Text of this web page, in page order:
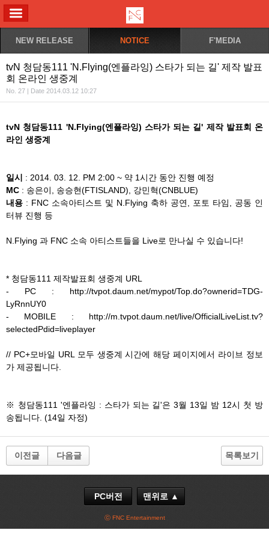
NEW RELEASE NOTICE F'MEDIA
tvN 청담동111 'N.Flying(엔플라잉) 스타가 되는 길' 제작 발표
회 온라인 생중계
No. 27 | Date 2014.03.12 10:27
tvN 청담동111 'N.Flying(엔플라잉) 스타가 되는 길' 제작 발표회 온
라인 생중계
일시
: 2014. 03. 12. PM 2:00 ~ 약 1시간 동안 진행 예정
MC : 송은이, 송승현(FTISLAND), 강민혁(CNBLUE)
내용 : FNC 소속아티스트 및 N.Flying 축하 공연, 포토 타임, 공동 인
터뷰 진행 등
N.Flying 과 FNC 소속 아티스트들을 Live로 만나실 수 있습니다!
* 청담동111 제작발표회 생중계 URL
- PC : http://tvpot.daum.net/mypot/Top.do?ownerid=TDG-
LyRnnUY0
- MOBILE : http://m.tvpot.daum.net/live/OfficialLiveList.tv?
selectedPdid=liveplayer
// PC+모바일 URL 모두 생중계 시간에 해당 페이지에서 라이브 정보
가 제공됩니다.
※ 청담동111 '엔플라잉 : 스타가 되는 길'은 3월 13일 밤 12시 첫 방
송됩니다. (14일 자정)
이전글 다음글 목록보기
PC버전 맨위로 ▲
ⓒ FNC Entertainment